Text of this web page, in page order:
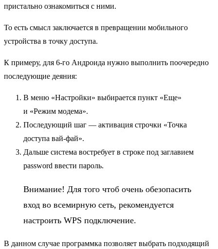
пристально ознакомиться с ними.
То есть смысл заключается в превращении мобильного
устройства в точку доступа.
К примеру, для 6-го Андроида нужно выполнить поочередно
последующие деяния:
В меню «Настройки» выбирается пункт «Еще»
и «Режим модема».
Последующий шаг — активация строчки «Точка
доступа вай-фай».
Дальше система востребует в строке под заглавием
password ввести пароль.
Внимание! Для того чтоб очень обезопасить
вход во всемирную сеть, рекомендуется
настроить WPS подключение.
В данном случае программка позволяет выбрать подходящий